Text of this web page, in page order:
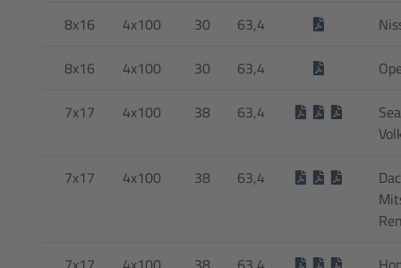
8x16 4x100 30 63,4
8x16 4x100 30 63,4
7x17 4x100 38 63,4
7x17 4x100 38 63,4